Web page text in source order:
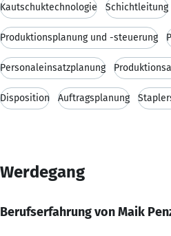
Kautschuktechnologie Schichtleitung
Produktionsplanung und -steuerung
Personaleinsatzplanung
Disposition Auftragsplanung
Werdegang
Berufserfahrung von Maik